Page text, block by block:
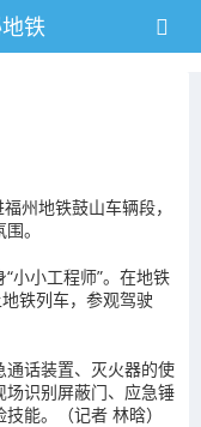
铁
州地铁鼓山车辆段，
。
小小工程师”。在地铁
铁列车，参观驾驶
话装置、灭火器的使
场识别屏蔽门、应急锤
能。（记者 林晗）